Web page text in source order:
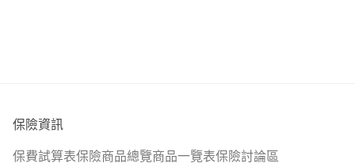
為優先
保險資訊
保費試算表保險商品總覽商品一覽表保險討論區